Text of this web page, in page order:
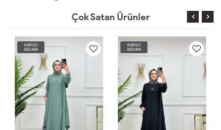
Çok Satan Ürünler
KARGO
BEDAVA
KARGO
BEDAVA